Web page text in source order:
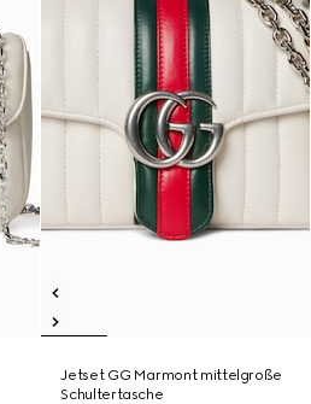
Jetset GG Marmont mittelgroße
Schultertasche